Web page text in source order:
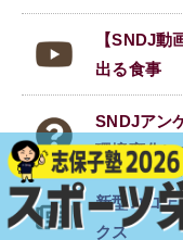
【SNDJ
出る食事
SNDJアン
環境変化に
新型コロナ
クス